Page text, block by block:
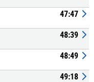
47:47
48:39
48:49
49:18